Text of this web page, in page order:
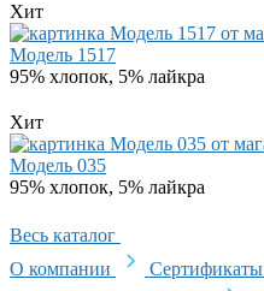
Хит
Модель 1517
95% хлопок, 5% лайкра
Хит
Модель 035
95% хлопок, 5% лайкра
Весь каталог
О компании
Сертификаты